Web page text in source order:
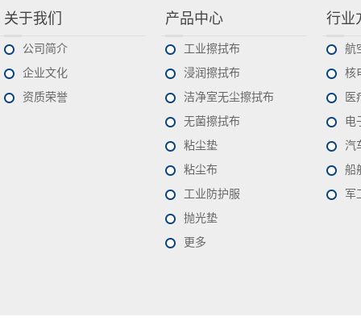
关于我们
公司简介
企业文化
资质荣誉
产品中心
工业擦拭布
浸润擦拭布
洁净室无尘擦拭布
无菌擦拭布
粘尘垫
粘尘布
工业防护服
抛光垫
更多
行业
航
核
医
电
汽
船
军